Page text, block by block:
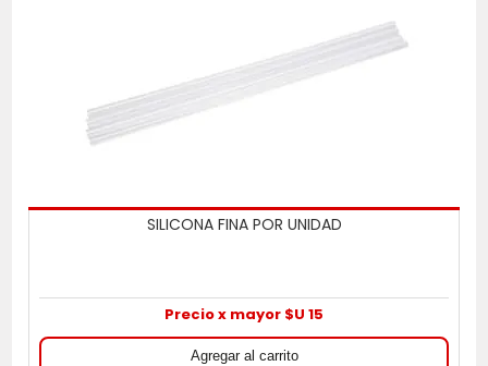
SILICONA FINA POR UNIDAD
Precio x mayor $U 15